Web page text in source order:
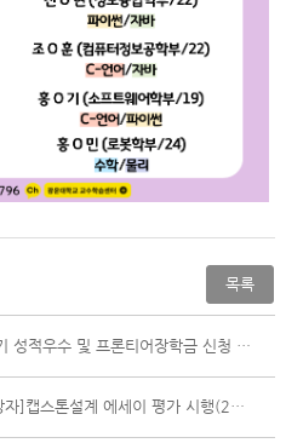
목록
적우수 및 프론티어장학금 신청 안내
스톤설계 에세이 평가 시행(26.5.4~5.15)